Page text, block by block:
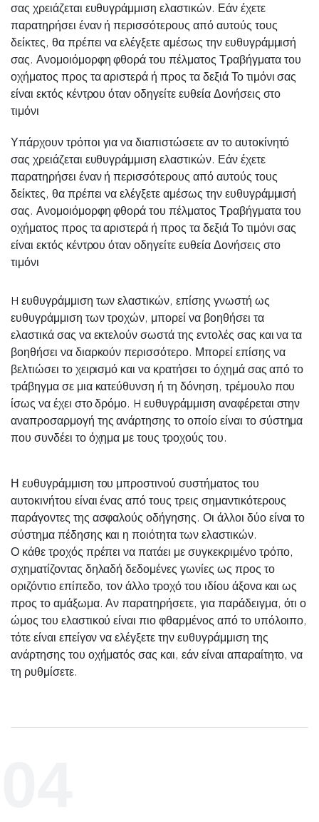
σας χρειάζεται ευθυγράμμιση ελαστικών. Εάν έχετε
παρατηρήσει έναν ή περισσότερους από αυτούς τους
δείκτες, θα πρέπει να ελέγξετε αμέσως την ευθυγράμμισή
σας. Ανομοιόμορφη φθορά του πέλματος Τραβήγματα του
οχήματος προς τα αριστερά ή προς τα δεξιά Το τιμόνι σας
είναι εκτός κέντρου όταν οδηγείτε ευθεία Δονήσεις στο
τιμόνι
Υπάρχουν τρόποι για να διαπιστώσετε αν το αυτοκίνητό
σας χρειάζεται ευθυγράμμιση ελαστικών. Εάν έχετε
παρατηρήσει έναν ή περισσότερους από αυτούς τους
δείκτες, θα πρέπει να ελέγξετε αμέσως την ευθυγράμμισή
σας. Ανομοιόμορφη φθορά του πέλματος Τραβήγματα του
οχήματος προς τα αριστερά ή προς τα δεξιά Το τιμόνι σας
είναι εκτός κέντρου όταν οδηγείτε ευθεία Δονήσεις στο
τιμόνι
H ευθυγράμμιση των ελαστικών, επίσης γνωστή ως
ευθυγράμμιση των τροχών, μπορεί να βοηθήσει τα
ελαστικά σας να εκτελούν σωστά της εντολές σας και να τα
βοηθήσει να διαρκούν περισσότερο. Μπορεί επίσης να
βελτιώσει το χειρισμό και να κρατήσει το όχημά σας από το
τράβηγμα σε μια κατεύθυνση ή τη δόνηση, τρέμουλο που
ίσως να έχει στο δρόμο. H ευθυγράμμιση αναφέρεται στην
αναπροσαρμογή της ανάρτησης το οποίο είναι το σύστημα
που συνδέει το όχημα με τους τροχούς του.
Η ευθυγράμμιση του μπροστινού συστήματος του
αυτοκινήτου είναι ένας από τους τρεις σημαντικότερους
παράγοντες της ασφαλούς οδήγησης. Οι άλλοι δύο είναι το
σύστημα πέδησης και η ποιότητα των ελαστικών.
Ο κάθε τροχός πρέπει να πατάει με συγκεκριμένο τρόπο,
σχηματίζοντας δηλαδή δεδομένες γωνίες ως προς το
οριζόντιο επίπεδο, τον άλλο τροχό του ιδίου άξονα και ως
προς το αμάξωμα. Αν παρατηρήσετε, για παράδειγμα, ότι ο
ώμος του ελαστικού είναι πιο φθαρμένος από το υπόλοιπο,
τότε είναι επείγον να ελέγξετε την ευθυγράμμιση της
ανάρτησης του οχήματός σας και, εάν είναι απαραίτητο, να
τη ρυθμίσετε.